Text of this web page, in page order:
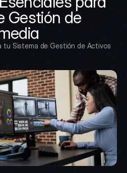
Gestión de
tu Sistema de Gestión de Activos